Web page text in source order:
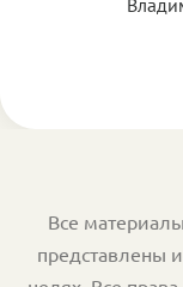
Все
представлены